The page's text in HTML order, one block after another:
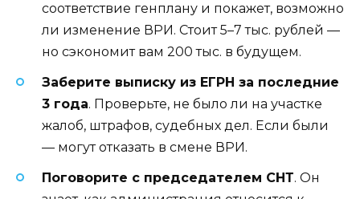
соответствие генплану и покажет, возможно
ли изменение ВРИ. Стоит 5–7 тыс. рублей —
но сэкономит вам 200 тыс. в будущем.
Заберите выписку из ЕГРН за последние
3 года. Проверьте, не было ли на участке
жалоб, штрафов, судебных дел. Если были
— могут отказать в смене ВРИ.
Поговорите с председателем СНТ. Он